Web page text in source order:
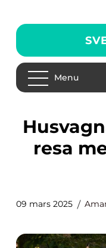
Menu
Husvagnar: Friheten att
resa
09 mars 2025